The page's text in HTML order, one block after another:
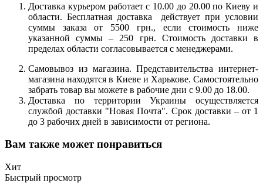
Доставка курьером работает с 10.00 до 20.00 по Киеву и
области. Бесплатная доставка действует при условии
суммы заказа от 5500 грн., если стоимость ниже
указанной суммы – 250 грн. Стоимость доставки в
пределах области согласовывается с менеджерами.
Самовывоз из магазина. Представительства интернет-
магазина находятся в Киеве и Харькове. Самостоятельно
забрать товар вы можете в рабочие дни с 9.00 до 18.00.
Доставка по территории Украины осуществляется
службой доставки "Новая Почта". Срок доставки – от 1
до 3 рабочих дней в зависимости от региона.
Вам также может понравиться
Хит
Быстрый просмотр